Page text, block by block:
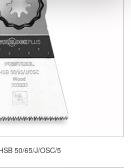
50/65/J/OSC/5